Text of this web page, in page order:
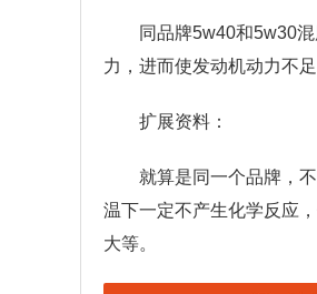
同品牌5w40和5w30
力，进而使发动机动力不
扩展资料：
就算是同一个品牌，
温下一定不产生化学反应
大等。